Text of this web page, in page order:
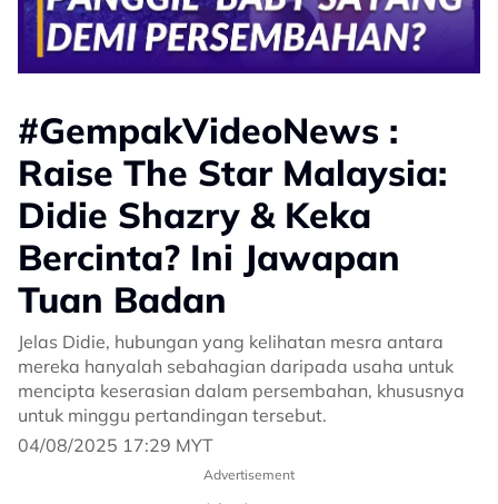
#GempakVideoNews :
Raise The Star Malaysia:
Didie Shazry & Keka
Bercinta? Ini Jawapan
Tuan Badan
Jelas Didie, hubungan yang kelihatan mesra antara
mereka hanyalah sebahagian daripada usaha untuk
mencipta keserasian dalam persembahan, khususnya
untuk minggu pertandingan tersebut.
04/08/2025 17:29 MYT
Advertisement